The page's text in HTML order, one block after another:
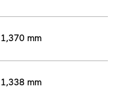
1,370 mm
1,338 mm